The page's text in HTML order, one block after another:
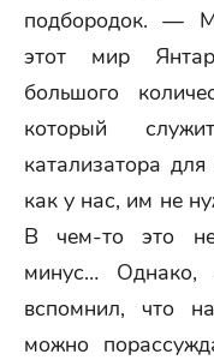
подбородок. —
этот мир
большого
который
катализатора
как у нас, им не
В чем-то это
минус… Однако,
вспомнил, что
можно